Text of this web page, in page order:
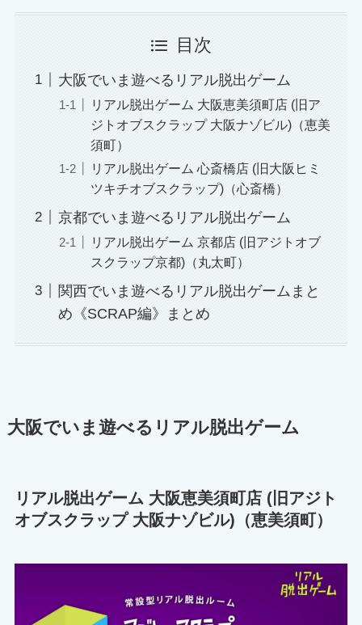
目次
大阪でいま遊べるリアル脱出ゲーム
リアル脱出ゲーム 大阪恵美須町店 (旧ア
ジトオブスクラップ 大阪ナゾビル)（恵美
須町）
リアル脱出ゲーム 心斎橋店 (旧大阪ヒミ
ツキチオブスクラップ)（心斎橋）
京都でいま遊べるリアル脱出ゲーム
リアル脱出ゲーム 京都店 (旧アジトオブ
スクラップ京都)（丸太町）
関西でいま遊べるリアル脱出ゲームまと
め《SCRAP編》まとめ
大阪でいま遊べるリアル脱出ゲーム
リアル脱出ゲーム 大阪恵美須町店 (旧アジト
オブスクラップ 大阪ナゾビル)（恵美須町）